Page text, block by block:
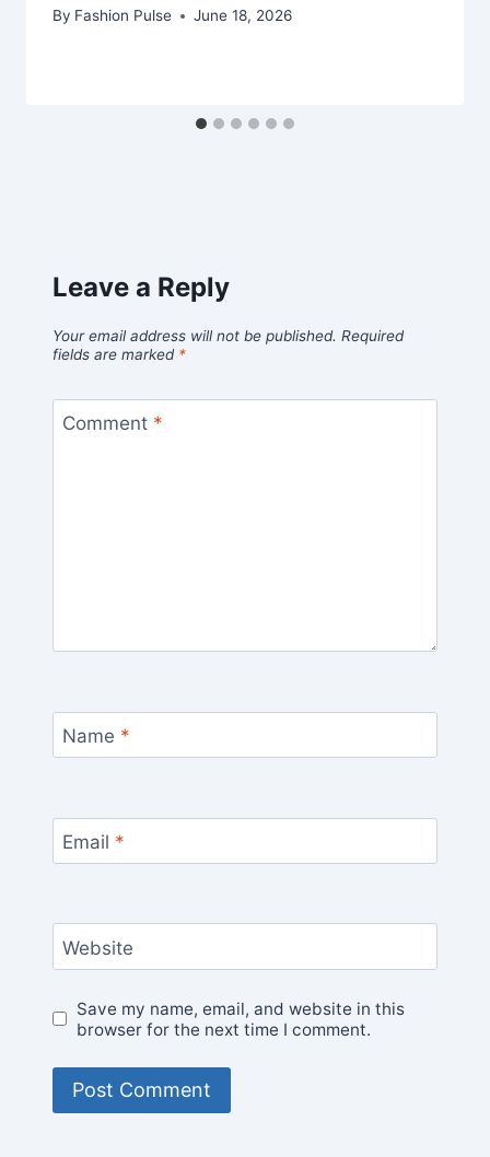
By Fashion Pulse June 18, 2026
Leave a Reply
Your email address will not be published. Required
fields are marked *
Comment *
Name *
Email *
Website
Save my name, email, and website in this
browser for the next time I comment.